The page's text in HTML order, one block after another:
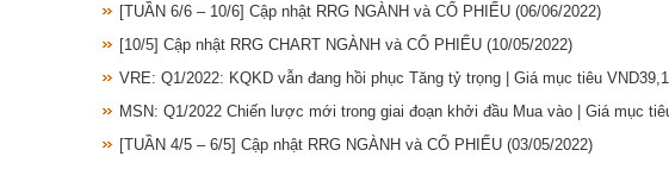
[TUẦN 6/6 – 10/6] Cập nhật RRG NGÀNH và CỔ PHIẾU (06/06/2022)
[10/5] Cập nhật RRG CHART NGÀNH và CỔ PHIẾU (10/05/2022)
VRE: Q1/2022: KQKD vẫn đang hồi phục Tăng tỷ trọng | Giá mục tiêu
MSN: Q1/2022 Chiến lược mới trong giai đoạn khởi đầu Mua vào | Giá mục
[TUẦN 4/5 – 6/5] Cập nhật RRG NGÀNH và CỔ PHIẾU (03/05/2022)